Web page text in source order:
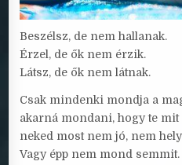
Beszélsz, de nem hallanak.
Érzel, de ők nem érzik.
Látsz, de ők nem látnak.
Csak mindenki mondja a
akarná mondani, hogy te
neked most nem jó, nem
Vagy épp nem mond